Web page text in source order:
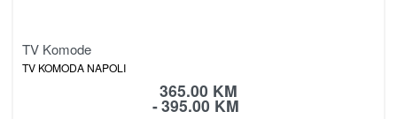
TV Komode
TV KOMODA NAPOLI
365.00 KM
395.00 KM